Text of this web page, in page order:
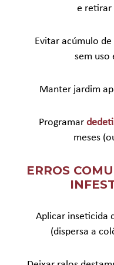
e retirar
Evitar acúmulo
sem uso
Manter jardim
Programar
meses
ERROS
Aplicar inseticida
(dispersa a